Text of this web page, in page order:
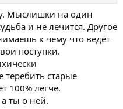
Мыслишки на один
и не лечится. Другое
к чему что ведёт
поступки.
теребить старые
100% легче.
ты о ней.